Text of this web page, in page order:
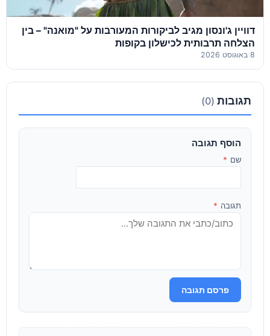
דוויין ג'ונסון מגיב לביקורות המעורבות על "מואנה" – בין
הצלחה תרבותית לכישלון בקופות
8 באוגוסט 2026
תגובות (0)
הוסף תגובה
שם *
תגובה *
פרסם תגובה